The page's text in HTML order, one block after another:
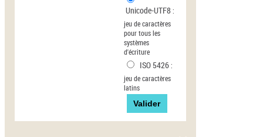
Unicode-UTF8:
jeu de caractères
pour tous les
systèmes
d'écriture
ISO 5426:
jeu de caractères
latins